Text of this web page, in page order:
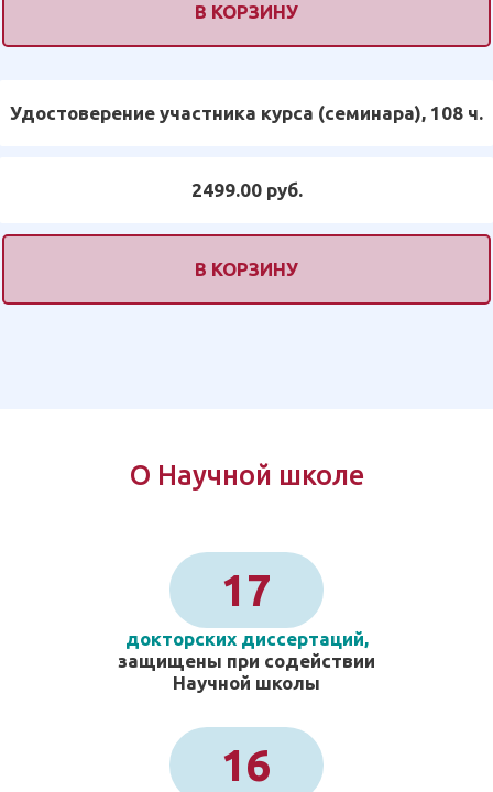
В КОРЗИНУ
Удостоверение участника курса (семинара), 108 ч.
2499.00 руб.
В КОРЗИНУ
О Научной школе
17
докторских диссертаций,
защищены при содействии
Научной школы
16